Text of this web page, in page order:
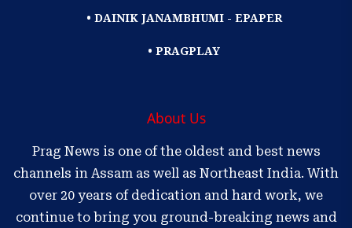
• DAINIK JANAMBHUMI - EPAPER
• PRAGPLAY
About Us
Prag News is one of the oldest and best news
channels in Assam as well as Northeast India. With
over 20 years of dedication and hard work, we
continue to bring you ground-breaking news and